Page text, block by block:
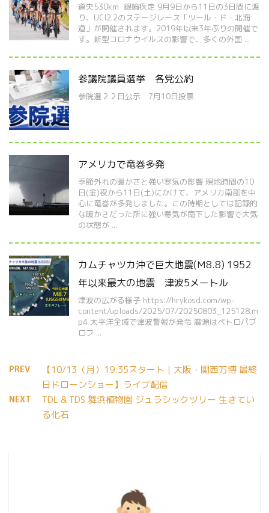
道央530km 銀輪疾走 9月9日から11日の3日間に渡
り、UCI2.2のステージレース「ツール・ド・北海
道」が開催されます。2019年以来3年ぶりの開催で
す。新型コロナウイルスの影響で、多くの外国 ...
参議院議員選挙 各党公約
参院選２２日公示 7月10日投票
アメリカで竜巻多発
季節外れの暖かさと強い寒気の影響 現地時間の10
日(金)夜から11日(土)にかけて、アメリカ南部を中
心に竜巻が多発しました。この時期としては記録的
な暖かさだった所に強い寒気が南下した影響で大気
の状態が ...
カムチャツカ沖で巨大地震(Ｍ8.8) 1952
年以来最大の地震 津波5メートル
津波の広がる様子 https://hrykosd.com/wp-
content/uploads/2025/07/20250803_125128.m
p4 太平洋全域で津波警報が発令 震源はペトロパブ
ロフ ...
PREV
【10/13（月）19:35スタート｜大阪・関西万博 最終
日ドローンショー】ライブ配信
NEXT
TDL & TDS 舞浜植物園 ジュラシックツリー 生きてい
る化石